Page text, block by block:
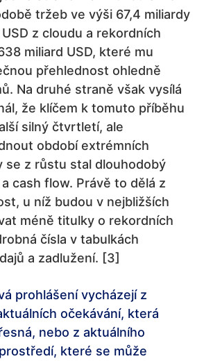
tržeb ve výši 67,4 miliardy
z cloudu a rekordních
miliard USD, které mu
přehlednost ohledně
Na druhé straně však vysílá
že klíčem k tomuto příběhu
silný čtvrtletí, ale
období extrémních
se z růstu stal dlouhodobý
cash flow. Právě to dělá z
u níž budou v nejbližších
méně titulky o rekordních
čísla v tabulkách
a zadlužení. [3]
prohlášení vycházejí z
očekávání, která
nebo z aktuálního
které se může